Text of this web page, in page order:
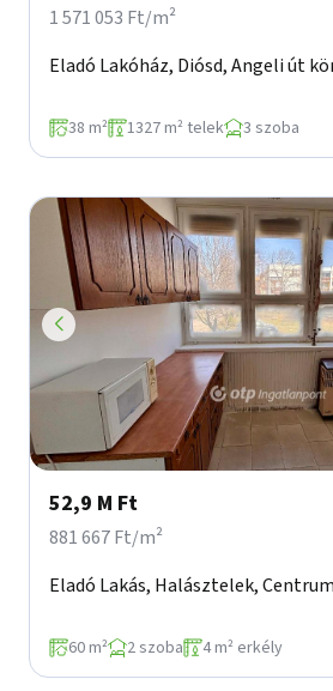
1 571 053 Ft/m²
Eladó Lakóház, Diósd, Angeli út
38 m² 1327 m² telek 3 szoba
52,9 M Ft
881 667 Ft/m²
Eladó Lakás, Halásztelek, Centrum
60 m² 2 szoba 4 m² erkély